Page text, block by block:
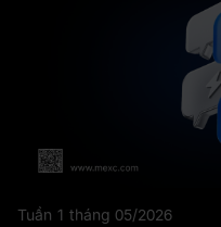
Tuần 1 tháng 05/2026